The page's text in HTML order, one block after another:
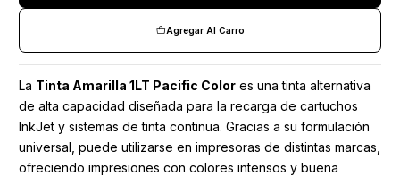
Agregar Al Carro
La Tinta Amarilla 1LT Pacific Color es una tinta alternativa
de alta capacidad diseñada para la recarga de cartuchos
InkJet y sistemas de tinta continua. Gracias a su formulación
universal, puede utilizarse en impresoras de distintas marcas,
ofreciendo impresiones con colores intensos y buena